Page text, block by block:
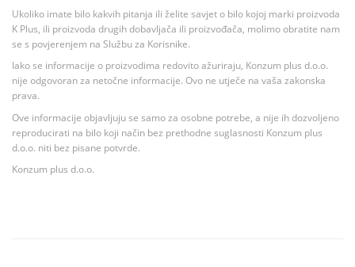
Ukoliko imate bilo kakvih pitanja ili želite savjet o bilo kojoj marki proizvoda
K Plus, ili proizvoda drugih dobavljača ili proizvođača, molimo obratite nam
se s povjerenjem na Službu za Korisnike.
Iako se informacije o proizvodima redovito ažuriraju, Konzum plus d.o.o.
nije odgovoran za netočne informacije. Ovo ne utječe na vaša zakonska
prava.
Ove informacije objavljuju se samo za osobne potrebe, a nije ih dozvoljeno
reproducirati na bilo koji način bez prethodne suglasnosti Konzum plus
d.o.o. niti bez pisane potvrde.
Konzum plus d.o.o.